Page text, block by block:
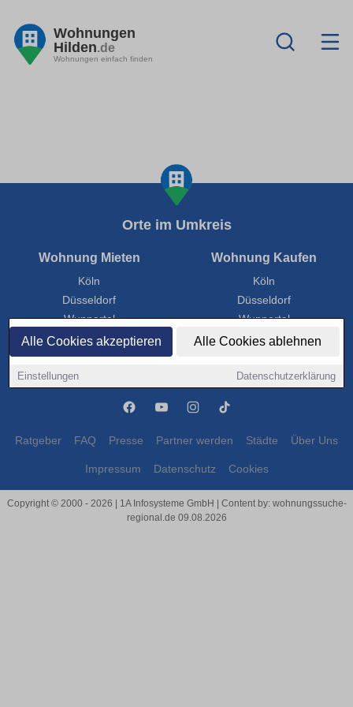
Alle Cookies akzeptieren Alle Cookies ablehnen
Einstellungen Datenschutzerklärung
Wohnungen
Hilden.de
Wohnungen einfach finden
Orte im Umkreis
Wohnung Mieten
Köln
Düsseldorf
Wuppertal
Mülheim an der Ruhr
Leverkusen
Wohnung Kaufen
Köln
Düsseldorf
Wuppertal
Mülheim an der Ruhr
Ratgeber FAQ Presse Partner werden Städte Über Uns
Impressum Datenschutz Cookies
Copyright © 2000 - 2026 | 1A Infosysteme GmbH | Content by: wohnungssuche-
regional.de 09.08.2026